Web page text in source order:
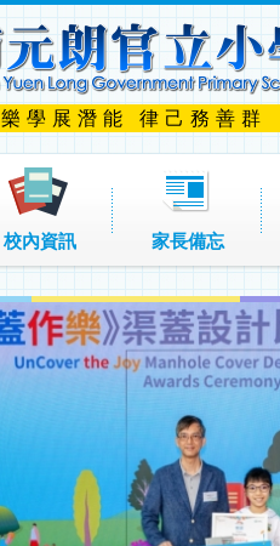
樂學展潛能 律己務善群
校內資訊 家長備忘